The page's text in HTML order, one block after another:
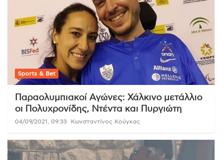
Sports & Bet
Παραολυμπιακοί Αγώνες: Χάλκινο μετάλλιο
οι Πολυχρονίδης, Ντέντα και Πυργιώτη
04/09/2021, 09:33 Κωνσταντίνος Κούγκας